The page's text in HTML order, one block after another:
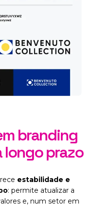
branding
longo prazo
estabilidade e
: permite atualizar a
e, num setor em